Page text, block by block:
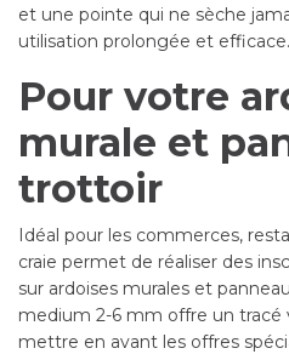
et une pointe qui ne sèche
utilisation prolongée et efficace.
Pour votre
murale et
trottoir
Idéal pour les commerces,
craie permet de réaliser des
sur ardoises murales et
medium 2-6 mm offre un tracé
mettre en avant les offres